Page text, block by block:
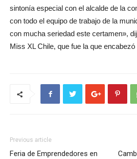
sintonía especial con el alcalde de la
con todo el equipo de trabajo de la
con mucha seriedad este certamen»,
Miss XL Chile, que fue la que
Previous article
Feria de Emprendedores en